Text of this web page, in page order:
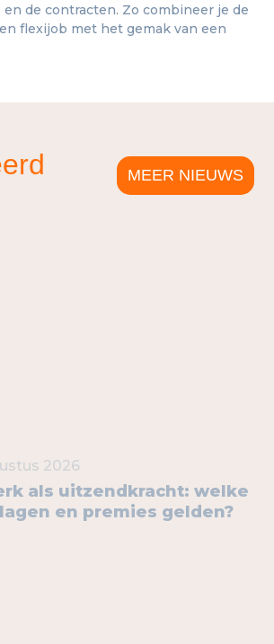
de contracten. Zo combineer je de
flexijob met het gemak van een
MEER NIEUWS
2026
als uitzendkracht: welke
en premies gelden?